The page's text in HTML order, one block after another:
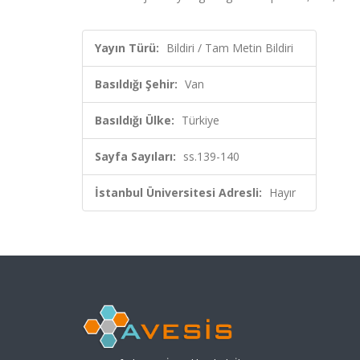
Yayın Türü: Bildiri / Tam Metin Bildiri
Basıldığı Şehir: Van
Basıldığı Ülke: Türkiye
Sayfa Sayıları: ss.139-140
İstanbul Üniversitesi Adresli: Hayır